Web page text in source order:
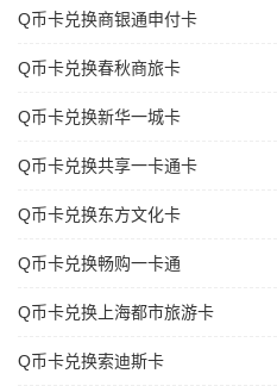
Q币卡兑换商银通申付卡
Q币卡兑换春秋商旅卡
Q币卡兑换新华一城卡
Q币卡兑换共享一卡通卡
Q币卡兑换东方文化卡
Q币卡兑换畅购一卡通
Q币卡兑换上海都市旅游卡
Q币卡兑换索迪斯卡